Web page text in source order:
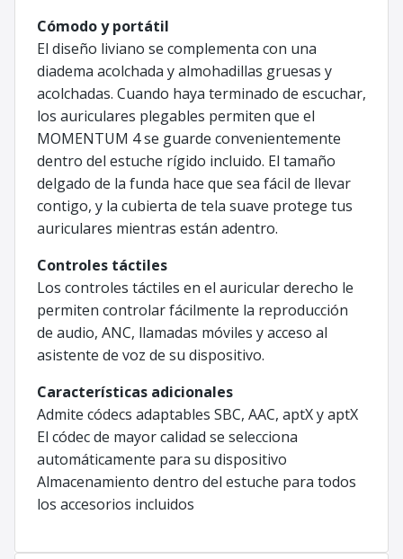
Cómodo y portátil
El diseño liviano se complementa con una
diadema acolchada y almohadillas gruesas y
acolchadas. Cuando haya terminado de escuchar,
los auriculares plegables permiten que el
MOMENTUM 4 se guarde convenientemente
dentro del estuche rígido incluido. El tamaño
delgado de la funda hace que sea fácil de llevar
contigo, y la cubierta de tela suave protege tus
auriculares mientras están adentro.
Controles táctiles
Los controles táctiles en el auricular derecho le
permiten controlar fácilmente la reproducción
de audio, ANC, llamadas móviles y acceso al
asistente de voz de su dispositivo.
Características adicionales
Admite códecs adaptables SBC, AAC, aptX y aptX
El códec de mayor calidad se selecciona
automáticamente para su dispositivo
Almacenamiento dentro del estuche para todos
los accesorios incluidos